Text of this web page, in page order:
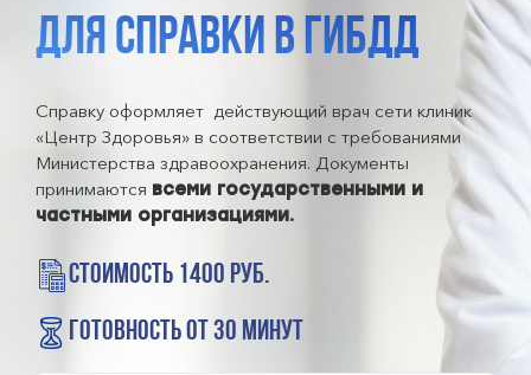
ДЛЯ СПРАВКИ В ГИБДД
Справку оформляет действующий врач сети клиник
«Центр Здоровья» в соответствии с требованиями
Министерства здравоохранения. Документы
принимаются всеми государственными и
частными организациями.
стоимость 1400 руб.
готовность от 30 минут